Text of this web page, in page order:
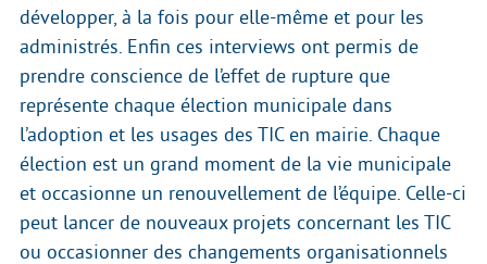
développer, à la fois pour elle-même et pour les
administrés. Enfin ces interviews ont permis de
prendre conscience de l’effet de rupture que
représente chaque élection municipale dans
l’adoption et les usages des TIC en mairie. Chaque
élection est un grand moment de la vie municipale
et occasionne un renouvellement de l’équipe. Celle-ci
peut lancer de nouveaux projets concernant les TIC
ou occasionner des changements organisationnels